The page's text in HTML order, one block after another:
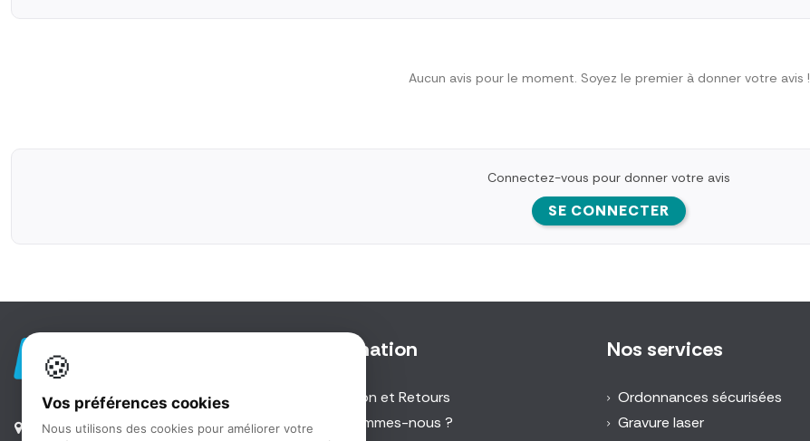
Aucun avis pour le moment. Soyez le premier à donner votre avis !
Connectez-vous pour donner votre avis
SE CONNECTER
5 Rue des Investisseurs |
Information
Livraison et Retours
Qui sommes-nous ?
Nos services
Ordonnances sécurisées
Gravure laser
🍪
Vos préférences cookies
Nous utilisons des cookies pour améliorer votre